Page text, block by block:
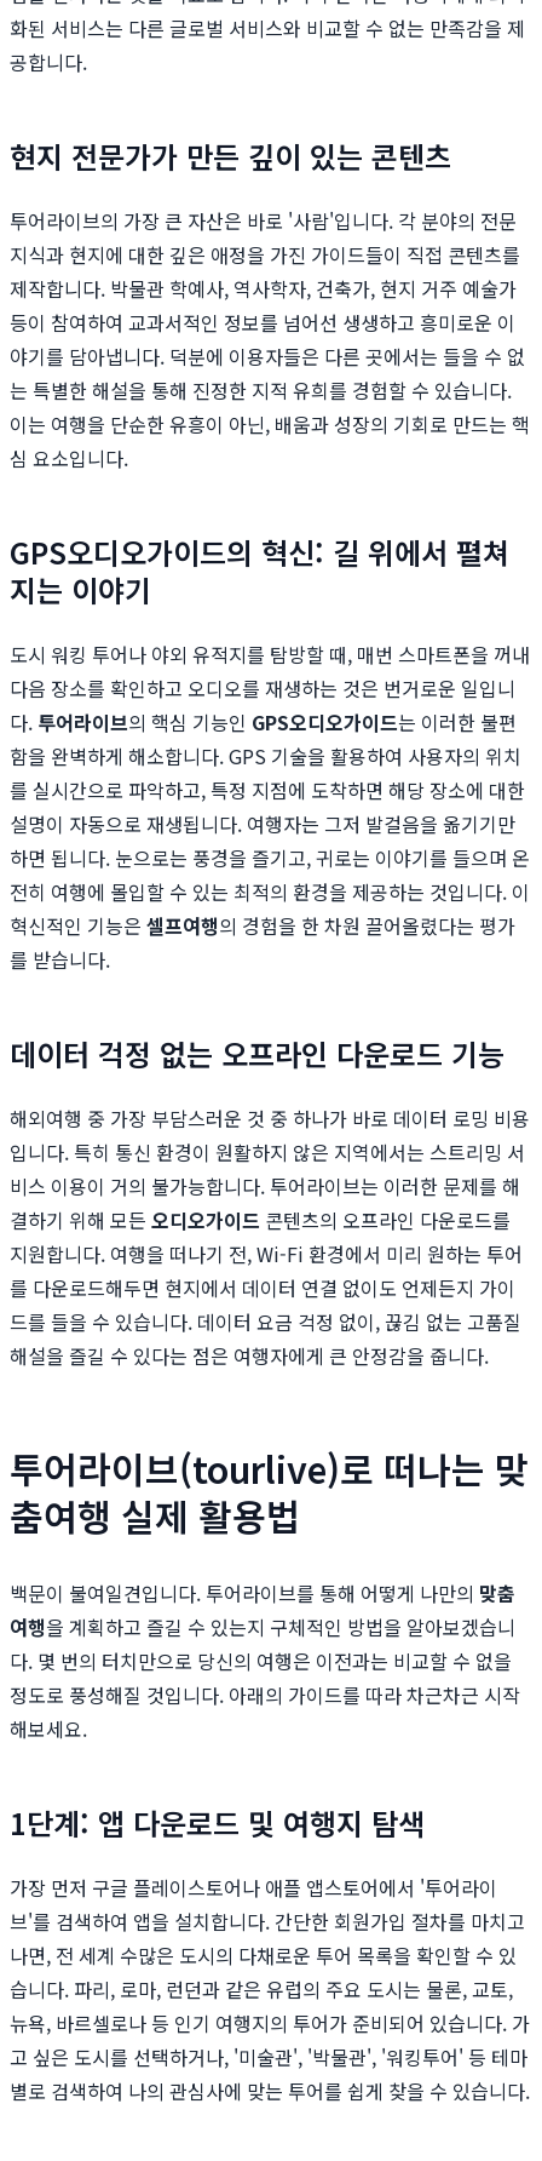
화된 서비스는 다른 글로벌 서비스와 비교할 수 없는 만족감을 제
공합니다.
현지 전문가가 만든 깊이 있는 콘텐츠
투어라이브의 가장 큰 자산은 바로 '사람'입니다. 각 분야의 전문
지식과 현지에 대한 깊은 애정을 가진 가이드들이 직접 콘텐츠를
제작합니다. 박물관 학예사, 역사학자, 건축가, 현지 거주 예술가
등이 참여하여 교과서적인 정보를 넘어선 생생하고 흥미로운 이
야기를 담아냅니다. 덕분에 이용자들은 다른 곳에서는 들을 수 없
는 특별한 해설을 통해 진정한 지적 유희를 경험할 수 있습니다.
이는 여행을 단순한 유흥이 아닌, 배움과 성장의 기회로 만드는 핵
심 요소입니다.
GPS오디오가이드의 혁신: 길 위에서 펼쳐
지는 이야기
도시 워킹 투어나 야외 유적지를 탐방할 때, 매번 스마트폰을 꺼내
다음 장소를 확인하고 오디오를 재생하는 것은 번거로운 일입니
다. 투어라이브의 핵심 기능인 GPS오디오가이드는 이러한 불편
함을 완벽하게 해소합니다. GPS 기술을 활용하여 사용자의 위치
를 실시간으로 파악하고, 특정 지점에 도착하면 해당 장소에 대한
설명이 자동으로 재생됩니다. 여행자는 그저 발걸음을 옮기기만
하면 됩니다. 눈으로는 풍경을 즐기고, 귀로는 이야기를 들으며 온
전히 여행에 몰입할 수 있는 최적의 환경을 제공하는 것입니다. 이
혁신적인 기능은 셀프여행의 경험을 한 차원 끌어올렸다는 평가
를 받습니다.
데이터 걱정 없는 오프라인 다운로드 기능
해외여행 중 가장 부담스러운 것 중 하나가 바로 데이터 로밍 비용
입니다. 특히 통신 환경이 원활하지 않은 지역에서는 스트리밍 서
비스 이용이 거의 불가능합니다. 투어라이브는 이러한 문제를 해
결하기 위해 모든 오디오가이드 콘텐츠의 오프라인 다운로드를
지원합니다. 여행을 떠나기 전, Wi-Fi 환경에서 미리 원하는 투어
를 다운로드해두면 현지에서 데이터 연결 없이도 언제든지 가이
드를 들을 수 있습니다. 데이터 요금 걱정 없이, 끊김 없는 고품질
해설을 즐길 수 있다는 점은 여행자에게 큰 안정감을 줍니다.
투어라이브(tourlive)로 떠나는 맞
춤여행 실제 활용법
백문이 불여일견입니다. 투어라이브를 통해 어떻게 나만의 맞춤
여행을 계획하고 즐길 수 있는지 구체적인 방법을 알아보겠습니
다. 몇 번의 터치만으로 당신의 여행은 이전과는 비교할 수 없을
정도로 풍성해질 것입니다. 아래의 가이드를 따라 차근차근 시작
해보세요.
1단계: 앱 다운로드 및 여행지 탐색
가장 먼저 구글 플레이스토어나 애플 앱스토어에서 '투어라이
브'를 검색하여 앱을 설치합니다. 간단한 회원가입 절차를 마치고
나면, 전 세계 수많은 도시의 다채로운 투어 목록을 확인할 수 있
습니다. 파리, 로마, 런던과 같은 유럽의 주요 도시는 물론, 교토,
뉴욕, 바르셀로나 등 인기 여행지의 투어가 준비되어 있습니다. 가
고 싶은 도시를 선택하거나, '미술관', '박물관', '워킹투어' 등 테마
별로 검색하여 나의 관심사에 맞는 투어를 쉽게 찾을 수 있습니다.